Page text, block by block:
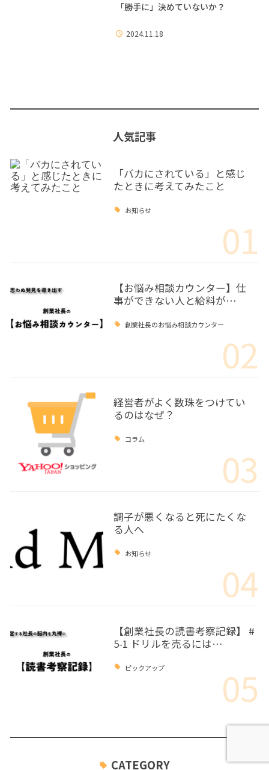
「勝手に」決めていないか？
2024.11.18
人気記事
「バカにされている」と感じ
たときに考えてみたこと
お知らせ
01
【お悩み相談カウンター】仕
事ができない人と給料が…
創業社長のお悩み相談カウンター
02
経営者がよく数珠をつけてい
るのはなぜ？
コラム
03
調子が悪くなると死にたくな
る人へ
お知らせ
04
【創業社長の読書考察記録】 #
5-1 ドリルを売るには…
ピックアップ 05
CATEGORY